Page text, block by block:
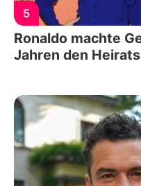
5
Ronaldo machte
Jahren den